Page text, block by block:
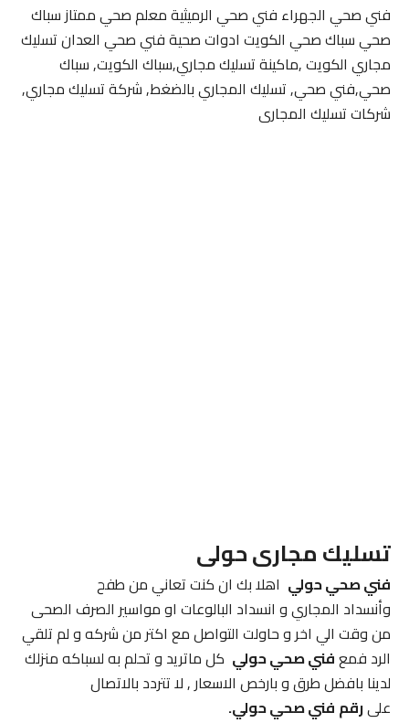
فني صحي الجهراء فني صحي الرميثية معلم صحي ممتاز سباك
صحي سباك صحي الكويت ادوات صحية فني صحي العدان تسليك
مجاري الكويت ,ماكينة تسليك مجاري,سباك الكويت, سباك
صحي,فني صحي, تسليك المجاري بالضغط, شركة تسليك مجاري,
شركات تسليك المجارى
تسليك مجارى حولى
فني صحي حولياهلا بك ان كنت تعاني من طفح
وأنسداد المجاري و انسداد البالوعات او مواسير الصرف الصحى
من وقت الي اخر و حاولت التواصل مع اكتر من شركه و لم تلقي
الرد فمعفني صحي حوليكل ماتريد و تحلم به لسباكه منزلك
لدينا بافضل طرق و بارخص الاسعار , لا تتردد بالاتصال
علىرقمفني صحي حولي.